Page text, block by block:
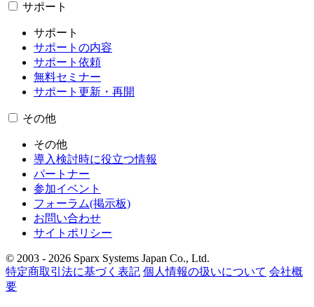
サポート
サポート
サポートの内容
サポート依頼
無料セミナー
サポート更新・再開
その他
その他
導入検討時に役立つ情報
パートナー
参加イベント
フォーラム(掲示板)
お問い合わせ
サイトポリシー
© 2003 - 2026 Sparx Systems Japan Co., Ltd.
特定商取引法に基づく表記 個人情報の扱いについて 会社概
要